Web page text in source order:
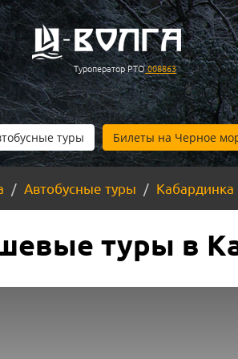
Туроператор РТО008863
туры Билеты на Черное
Автобусные туры Кабардинка
туры в